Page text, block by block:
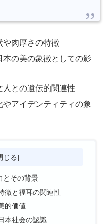
や肉厚さの特徴
の美の象徴としての影
との遺伝的関連性
アイデンティティの象
とその背景
徴と福耳の関連性
的価値
本社会の認識